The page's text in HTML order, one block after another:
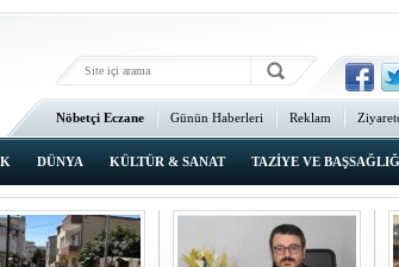
Nöbetçi Eczane Günün Haberleri Reklam
Ana Sayfa
DÜNYA KÜLTÜR & SANAT TAZİYE VE
TIKLAYIN
kaybeden çocuk defnedildi